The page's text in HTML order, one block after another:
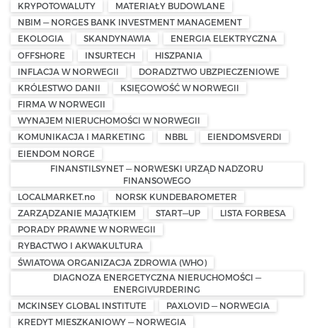
KRYPOTOWALUTY
MATERIAŁY BUDOWLANE
NBIM — NORGES BANK INVESTMENT MANAGEMENT
EKOLOGIA
SKANDYNAWIA
ENERGIA ELEKTRYCZNA
OFFSHORE
INSURTECH
HISZPANIA
INFLACJA W NORWEGII
DORADZTWO UBZPIECZENIOWE
KRÓLESTWO DANII
KSIĘGOWOŚĆ W NORWEGII
FIRMA W NORWEGII
WYNAJEM NIERUCHOMOŚCI W NORWEGII
KOMUNIKACJA I MARKETING
NBBL
EIENDOMSVERDI
EIENDOM NORGE
FINANSTILSYNET — NORWESKI URZĄD NADZORU
FINANSOWEGO
LOCALMARKET.no
NORSK KUNDEBAROMETER
ZARZĄDZANIE MAJĄTKIEM
START—UP
LISTA FORBESA
PORADY PRAWNE W NORWEGII
RYBACTWO I AKWAKULTURA
ŚWIATOWA ORGANIZACJA ZDROWIA (WHO)
DIAGNOZA ENERGETYCZNA NIERUCHOMOŚCI —
ENERGIVURDERING
MCKINSEY GLOBAL INSTITUTE
PAXLOVID — NORWEGIA
KREDYT MIESZKANIOWY — NORWEGIA